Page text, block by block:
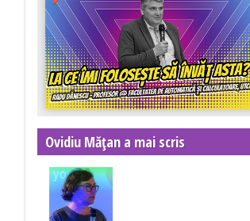
Ovidiu Mățan a mai scris